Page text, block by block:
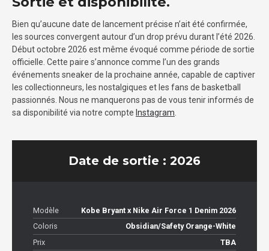
Bien qu’aucune date de lancement précise n’ait été confirmée,
les sources convergent autour d’un drop prévu durant l’été 2026.
Début octobre 2026 est même évoqué comme période de sortie
officielle. Cette paire s’annonce comme l’un des grands
événements sneaker de la prochaine année, capable de captiver
les collectionneurs, les nostalgiques et les fans de basketball
passionnés. Nous ne manquerons pas de vous tenir informés de
sa disponibilité via notre compte Instagram.
Date de sortie : 2026
Modèle
Kobe Bryant x Nike Air Force 1 Denim 2026
Coloris
Obsidian/Safety Orange-White
Prix
TBA